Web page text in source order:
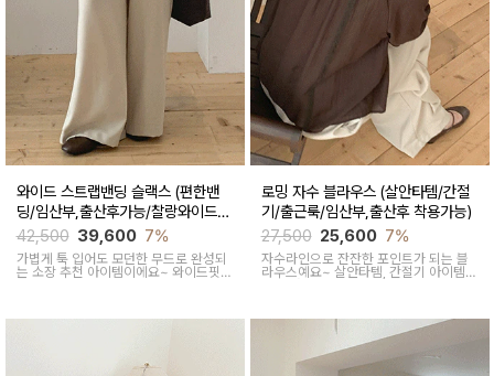
와이드 스트랩밴딩 슬랙스 (편한밴
딩/임산부,출산후가능/찰랑와이드/
출근룩,데일리룩)
42,500 39,600 7%
가볍게 툭 입어도 모던한 무드로 완성되
는 소장 추천 아이템이에요~ 와이드핏으
로밍 자수 블라우스 (살안타템/간절
기/출근룩/임산부,출산후 착용가능)
27,500 25,600 7%
자수라인으로 잔잔한 포인트가 되는 블
라우스예요~ 살안타템, 간절기 아이템으